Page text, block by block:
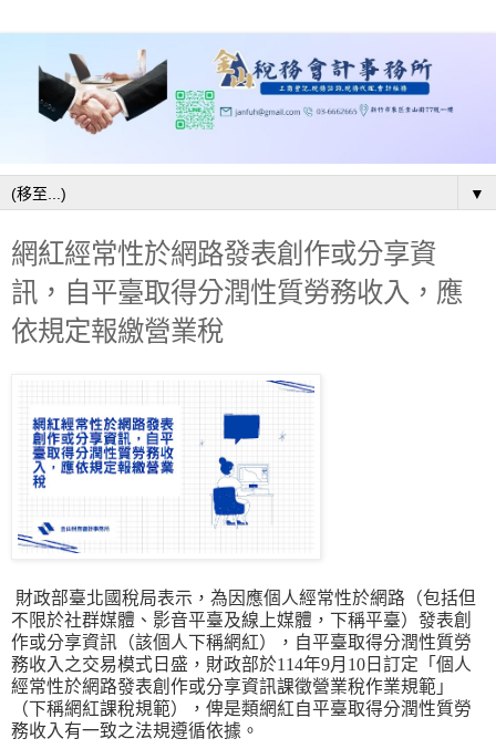
▼
網紅經常性於網路發表創作或分享資
訊，自平臺取得分潤性質勞務收入，應
依規定報繳營業稅
財政部臺北國稅局表示，為因應個人經常性於網路（包括但
不限於社群媒體、影音平臺及線上媒體，下稱平臺）發表創
作或分享資訊（該個人下稱網紅），自平臺取得分潤性質勞
務收入之交易模式日盛，財政部於114年9月10日訂定「個人
經常性於網路發表創作或分享資訊課徵營業稅作業規範」
（下稱網紅課稅規範），俾是類網紅自平臺取得分潤性質勞
務收入有一致之法規遵循依據。